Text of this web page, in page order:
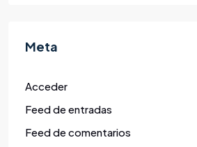
Meta
Acceder
Feed de entradas
Feed de comentarios